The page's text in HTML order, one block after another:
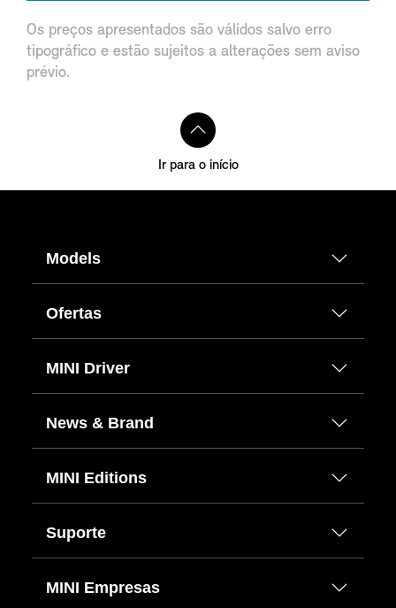
Os preços apresentados são válidos salvo erro
tipográfico e estão sujeitos a alterações sem aviso
prévio.
Ir para o início
Models
Ofertas
MINI Driver
News & Brand
MINI Editions
Suporte
MINI Empresas